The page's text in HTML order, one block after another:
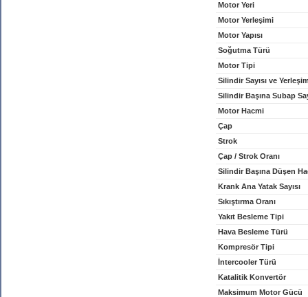
Motor Yeri
Motor Yerleşimi
Motor Yapısı
Soğutma Türü
Motor Tipi
Silindir Sayısı ve
Silindir Başına Subap
Motor Hacmi
Çap
Strok
Çap / Strok Oranı
Silindir Başına Düşen
Krank Ana Yatak Sayısı
Sıkıştırma Oranı
Yakıt Besleme Tipi
Hava Besleme Türü
Kompresör Tipi
İntercooler Türü
Katalitik Konvertör
Maksimum Motor Gücü